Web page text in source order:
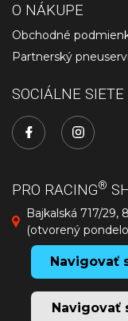
O NÁKUPE
Obchodné
Partnerský
SOCIÁLNE SIETE
PRO RACING®
Bajkalská 717/29,
(otvorený
Navigovať
Navigovať